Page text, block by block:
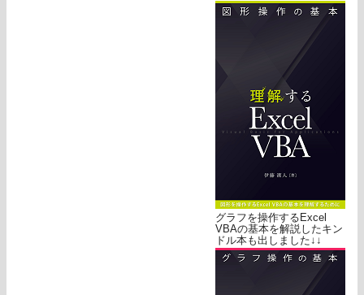
グラフを操作するExcel
VBAの基本を解説したキン
ドル本も出しました↓↓